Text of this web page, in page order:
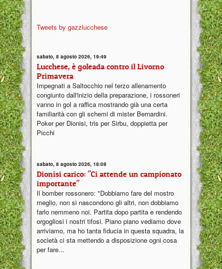
Tweets by gazzlucchese
sabato, 8 agosto 2026, 19:49
Lucchese, è goleada contro il Livorno
Primavera
Impegnati a Saltocchio nel terzo allenamento
congiunto dall'inizio della preparazione, i rossoneri
vanno in gol a raffica mostrando già una certa
familiarità con gli schemi di mister Bernardini.
Poker per Dionisi, tris per Sirbu, doppietta per
Picchi
sabato, 8 agosto 2026, 18:08
Dionisi carico: "Ci attende un campionato
importante"
Il bomber rossonero: "Dobbiamo fare del mostro
meglio, non si nascondono gli altri, non dobbiamo
farlo nemmeno noi. Partita dopo partita e rendendo
orgogliosi i nostri tifosi. Piano piano vediamo dove
arriviamo, ma ho tanta fiducia in questa squadra, la
società ci sta mettendo a disposizione ogni cosa
per fare...